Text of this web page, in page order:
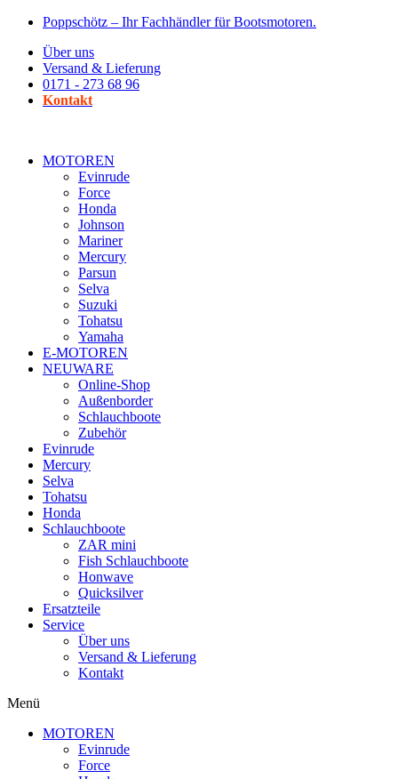
Zum
wechseln
Poppschötz – Ihr Fachhändler für Bootsmotoren.
Über uns
Versand & Lieferung
0171 - 273 68 96
Kontakt
MOTOREN
Evinrude
Force
Honda
Johnson
Mariner
Mercury
Parsun
Selva
Suzuki
Tohatsu
Yamaha
E-MOTOREN
NEUWARE
Online-Shop
Außenborder
Schlauchboote
Zubehör
Evinrude
Mercury
Selva
Tohatsu
Honda
Schlauchboote
ZAR mini
Fish Schlauchboote
Honwave
Quicksilver
Ersatzteile
Service
Über uns
Versand & Lieferung
Kontakt
Menü
MOTOREN
Evinrude
Force